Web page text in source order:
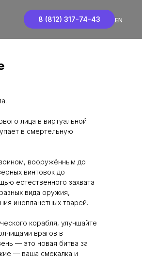
8 (812) 317-74-43 EN
лица в виртуальной
в смертельную
вооружённым до
винтовок до
естественного захвата
вида оружия,
инопланетных тварей.
корабля, улучшайте
врагов в
— это новая битва за
— ваша смекалка и